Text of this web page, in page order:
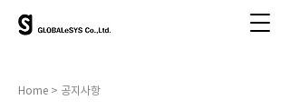
Home > 공지사항